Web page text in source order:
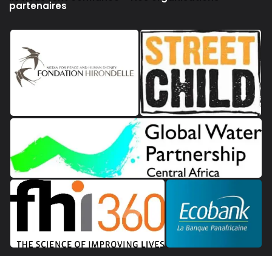
partenaires